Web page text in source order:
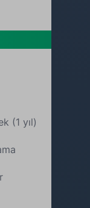
(1 yıl)